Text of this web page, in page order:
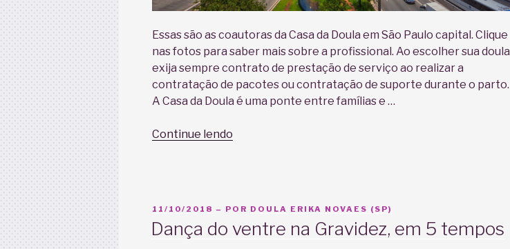
Essas são as coautoras da Casa da Doula em São Paulo capital. Clique
nas fotos para saber mais sobre a profissional. Ao escolher sua doula
exija sempre contrato de prestação de serviço ao realizar a
contratação de pacotes ou contratação de suporte durante o parto.
A Casa da Doula é uma ponte entre famílias e …
Continue lendo
PUBLICADO
11/10/2018 – POR DOULA ERIKA NOVAES (SP)
Dança do ventre na Gravidez, em 5 tempos